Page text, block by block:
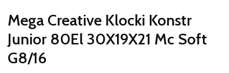
Mega Creative Klocki Konstr
Junior 80El 30X19X21 Mc Soft
G8/16